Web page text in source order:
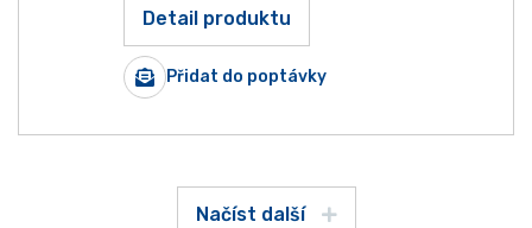
Detail produktu
Přidat do poptávky
Načíst další